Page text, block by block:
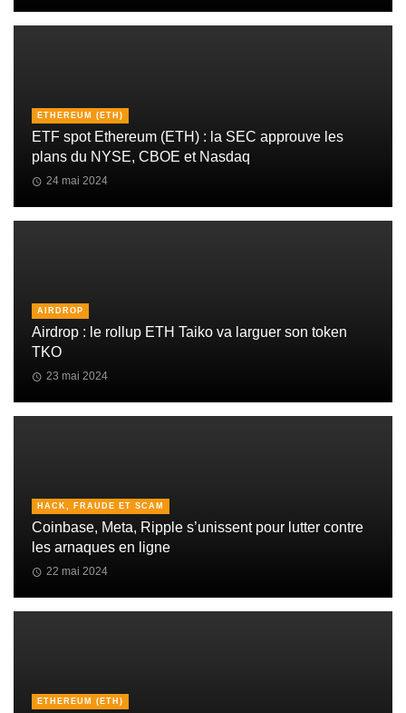
ETHEREUM (ETH)
ETF spot Ethereum (ETH) : la SEC approuve les
plans du NYSE, CBOE et Nasdaq
24 mai 2024
AIRDROP
Airdrop : le rollup ETH Taiko va larguer son token
TKO
23 mai 2024
HACK, FRAUDE ET SCAM
Coinbase, Meta, Ripple s’unissent pour lutter contre
les arnaques en ligne
22 mai 2024
ETHEREUM (ETH)